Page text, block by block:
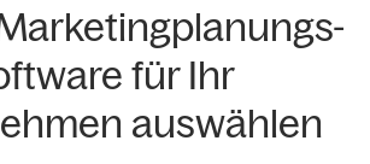
für Ihr
auswählen